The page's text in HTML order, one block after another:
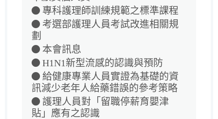
專科護理師訓練規範之標準課程
考選部護理人員考試改進相關規
劃
本會訊息
H1N1新型流感的認識與預防
給健康專業人員實證為基礎的資
訊減少老年人給藥錯誤的參考策略
護理人員對「留職停薪育嬰津
貼」應有之認識